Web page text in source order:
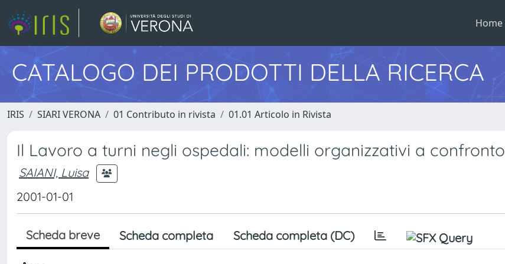
Home
CATALOGO DEI PRODOTTI DELLA RICERCA
IRIS SIARI VERONA 01 Contributo in rivista 01.01 Articolo in Rivista
Il Lavoro a turni negli ospedali: modelli organizzativi a confronto
SAIANI, Luisa
2001-01-01
Scheda breve Scheda completa Scheda completa (DC)